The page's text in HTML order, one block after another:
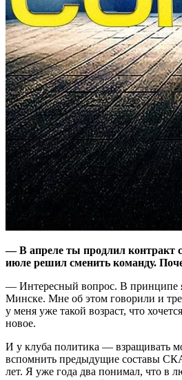
— В апреле ты продлил контракт
июле решил сменить команду.
— Интересный вопрос. В принципе
Минске. Мне об этом говорили и
у меня уже такой возраст, что
новое.
И у клуба политика — взращивать
вспомнить предыдущие составы
лет. Я уже года два понимал, что в